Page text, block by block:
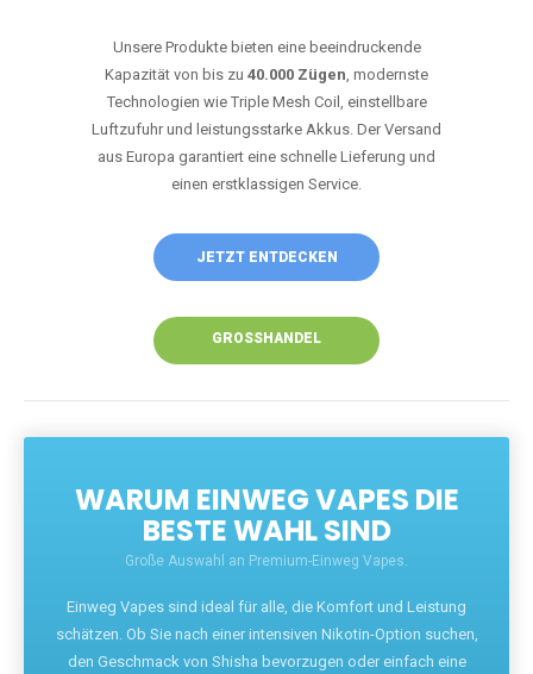
Unsere Produkte bieten eine beeindruckende
Kapazität von bis zu 40.000 Zügen, modernste
Technologien wie Triple Mesh Coil, einstellbare
Luftzufuhr und leistungsstarke Akkus. Der Versand
aus Europa garantiert eine schnelle Lieferung und
einen erstklassigen Service.
JETZT ENTDECKEN
GROSSHANDEL
WARUM EINWEG VAPES DIE
BESTE WAHL SIND
Große Auswahl an Premium-Einweg Vapes.
Einweg Vapes sind ideal für alle, die Komfort und Leistung
schätzen. Ob Sie nach einer intensiven Nikotin-Option suchen,
den Geschmack von Shisha bevorzugen oder einfach eine